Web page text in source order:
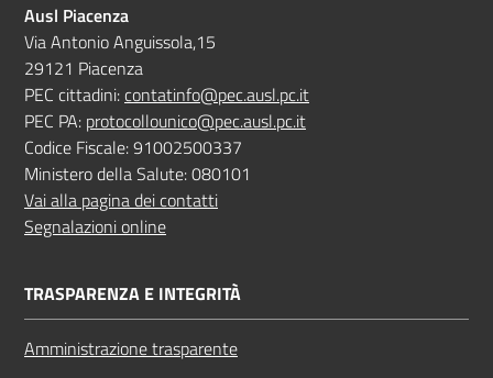
Ausl Piacenza
Via Antonio Anguissola,15
29121 Piacenza
PEC cittadini:contatinfo@pec.ausl.pc.it
PEC PA: protocollounico@pec.ausl.pc.it
Codice Fiscale: 91002500337
Ministero della Salute: 080101
Vai alla pagina dei contatti
Segnalazioni online
TRASPARENZA E INTEGRITÀ
Amministrazione trasparente